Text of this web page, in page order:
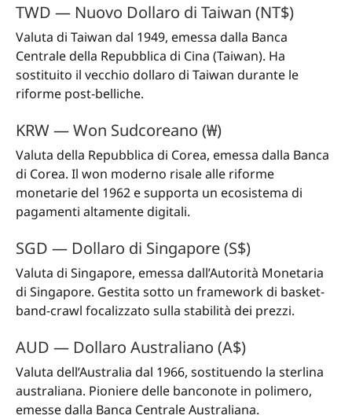
TWD — Nuovo Dollaro di Taiwan (NT$)
Valuta di Taiwan dal 1949, emessa dalla Banca
Centrale della Repubblica di Cina (Taiwan). Ha
sostituito il vecchio dollaro di Taiwan durante le
riforme post-belliche.
KRW — Won Sudcoreano (₩)
Valuta della Repubblica di Corea, emessa dalla Banca
di Corea. Il won moderno risale alle riforme
monetarie del 1962 e supporta un ecosistema di
pagamenti altamente digitali.
SGD — Dollaro di Singapore (S$)
Valuta di Singapore, emessa dall’Autorità Monetaria
di Singapore. Gestita sotto un framework di basket-
band-crawl focalizzato sulla stabilità dei prezzi.
AUD — Dollaro Australiano (A$)
Valuta dell’Australia dal 1966, sostituendo la sterlina
australiana. Pioniere delle banconote in polimero,
emesse dalla Banca Centrale Australiana.